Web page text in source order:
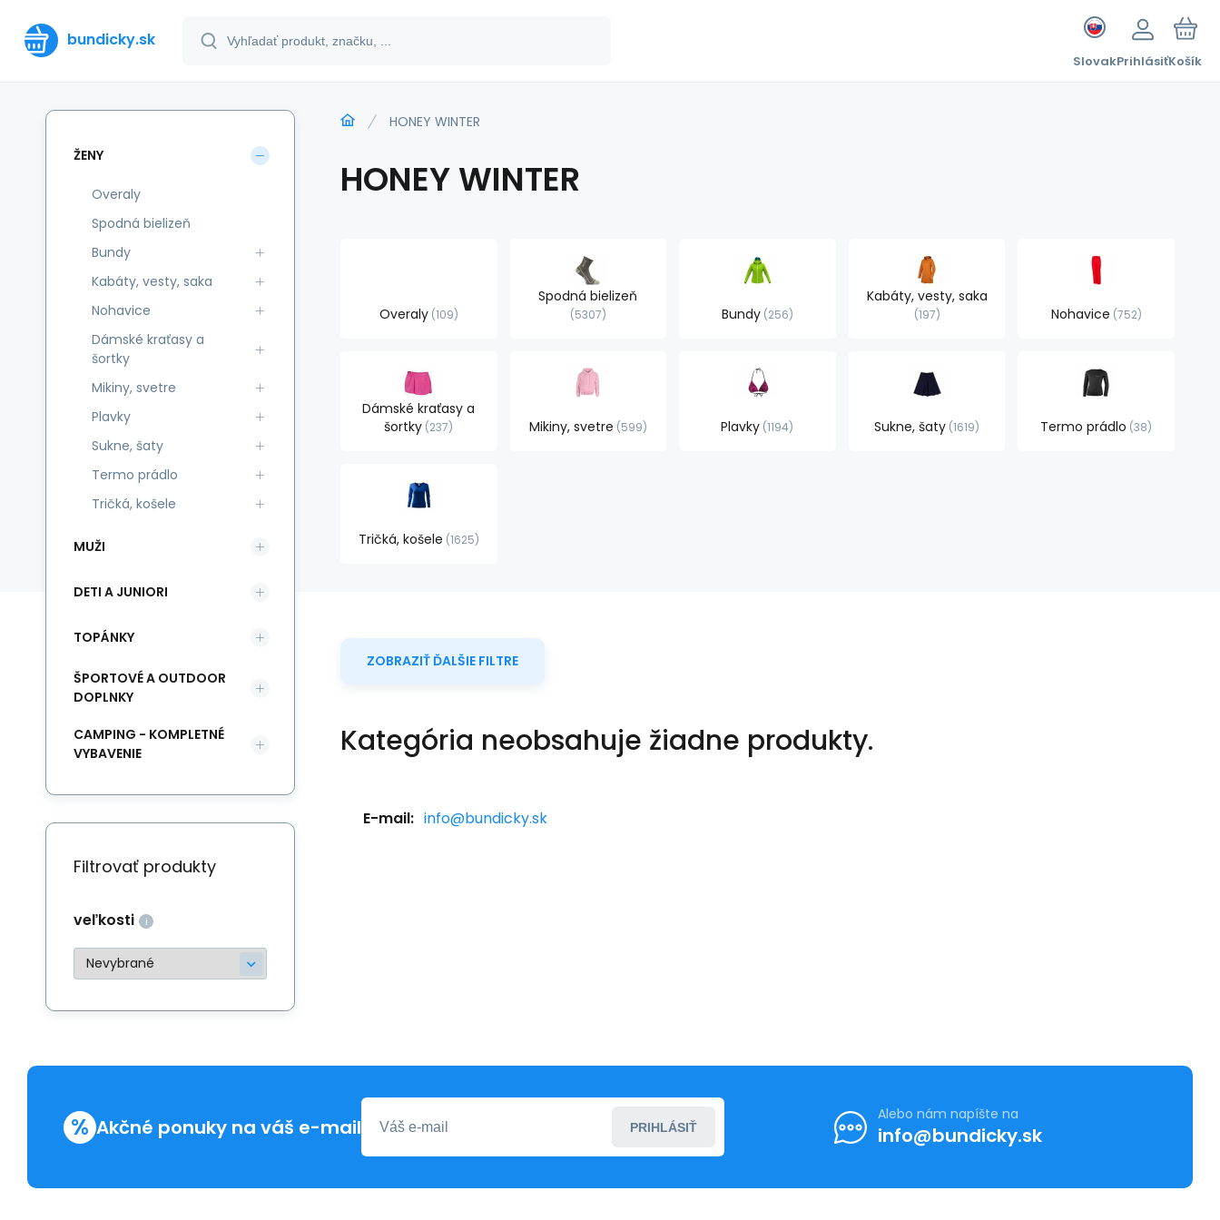
bundicky.sk
SlovakPrihlásiťKošík
HONEY WINTER
HONEY WINTER
Overaly 109
Spodná bielizeň
5307 Bundy 256
Kabáty, vesty, saka
197 Nohavice 752
Dámské kraťasy a
šortky 237 Mikiny, svetre 599 Plavky 1194 Sukne, šaty 1619 Termo prádlo 38
Tričká, košele 1625
ZOBRAZIŤ ĎALŠIE FILTRE
Kategória neobsahuje žiadne produkty.
E-mail: info@bundicky.sk
ŽENY
Overaly
Spodná bielizeň
Bundy
Kabáty, vesty, saka
Nohavice
Dámské kraťasy a
šortky
Mikiny, svetre
Plavky
Sukne, šaty
Termo prádlo
Tričká, košele
MUŽI
DETI A JUNIORI
TOPÁNKY
ŠPORTOVÉ A OUTDOOR
DOPLNKY
CAMPING - KOMPLETNÉ
VYBAVENIE
Filtrovať produkty
veľkosti
% Akčné ponuky na váš e-mail PRIHLÁSIŤ
Alebo nám napíšte na
info@bundicky.sk